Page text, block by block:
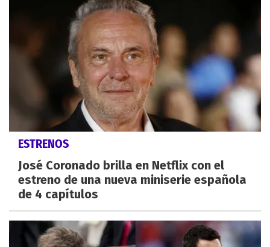
ESTRENOS
José Coronado brilla en Netflix con el
estreno de una nueva miniserie española
de 4 capítulos